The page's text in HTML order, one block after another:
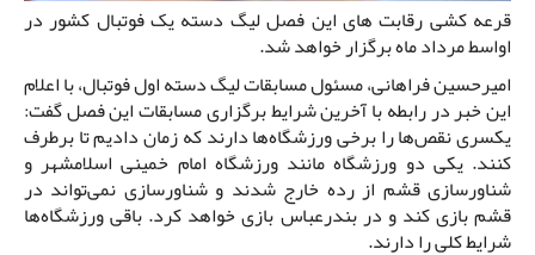
قرعه کشی رقابت های این فصل لیگ دسته یک فوتبال کشور در
اواسط مرداد ماه برگزار خواهد شد.
امیرحسین فراهانی، مسئول مسابقات لیگ دسته اول فوتبال، با اعلام
این خبر در رابطه با آخرین شرایط برگزاری مسابقات این فصل گفت:
یکسری نقص‌ها را برخی ورزشگاه‌ها دارند که زمان دادیم تا برطرف
کنند. یکی دو ورزشگاه مانند ورزشگاه امام خمینی اسلامشهر و
شناورسازی قشم از رده خارج شدند و شناورسازی نمی‌تواند در
قشم بازی کند و در بندرعباس بازی خواهد کرد. باقی ورزشگاه‌ها
شرایط کلی را دارند.